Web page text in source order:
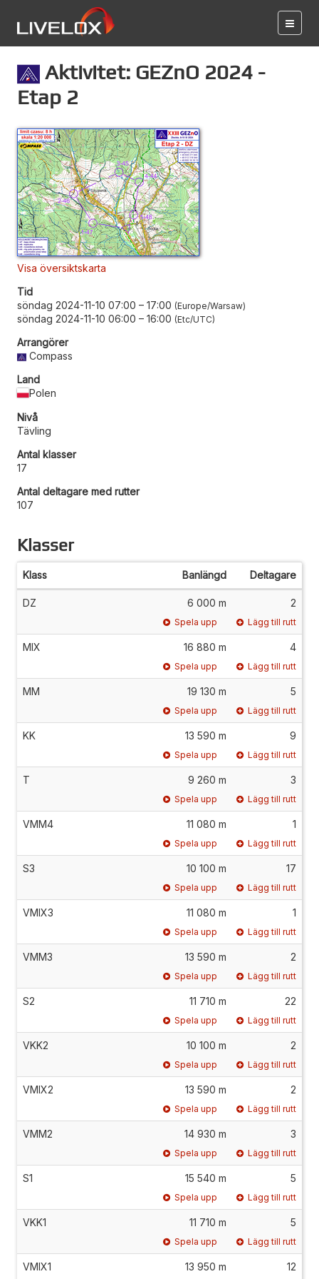
Aktivitet: GEZnO 2024 -
Etap 2
Visa översiktskarta
Tid
söndag 2024-11-10 07:00 – 17:00 Europe/Warsaw
söndag 2024-11-10 06:00 – 16:00 Etc/UTC
Arrangörer
Compass
Land
Polen
Nivå
Tävling
Antal klasser
17
Antal deltagare med rutter
107
Klasser
Klass Banlängd Deltagare
DZ 6 000 m 2
Spela upp Lägg till rutt
MIX 16 880 m 4
Spela upp Lägg till rutt
MM 19 130 m 5
Spela upp Lägg till rutt
KK 13 590 m 9
Spela upp Lägg till rutt
T 9 260 m 3
Spela upp Lägg till rutt
VMM4 11 080 m 1
Spela upp Lägg till rutt
S3 10 100 m 17
Spela upp Lägg till rutt
VMIX3 11 080 m 1
Spela upp Lägg till rutt
VMM3 13 590 m 2
Spela upp Lägg till rutt
S2 11 710 m 22
Spela upp Lägg till rutt
VKK2 10 100 m 2
Spela upp Lägg till rutt
VMIX2 13 590 m 2
Spela upp Lägg till rutt
VMM2 14 930 m 3
Spela upp Lägg till rutt
S1 15 540 m 5
Spela upp Lägg till rutt
VKK1 11 710 m 5
Spela upp Lägg till rutt
VMIX1 13 950 m 12